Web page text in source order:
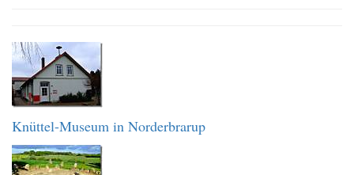
Knüttel-Museum in Norderbrarup